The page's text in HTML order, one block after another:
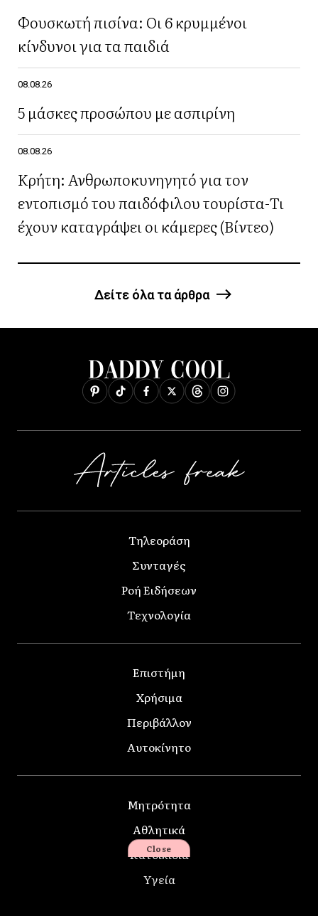
Φουσκωτή πισίνα: Οι 6 κρυμμένοι
κίνδυνοι για τα παιδιά
08.08.26
5 μάσκες προσώπου με ασπιρίνη
08.08.26
Κρήτη: Ανθρωποκυνηγητό για τον
εντοπισμό του παιδόφιλου τουρίστα-Τι
έχουν καταγράψει οι κάμερες (Βίντεο)
Δείτε όλα τα άρθρα
Τηλεοράση
Συνταγές
Ροή Ειδήσεων
Τεχνολογία
Επιστήμη
Χρήσιμα
Περιβάλλον
Αυτοκίνητο
Μητρότητα
Αθλητικά
Κατοικίδια
Υγεία
Close